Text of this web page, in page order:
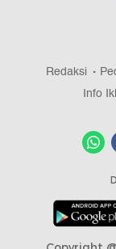
Redaksi
Info